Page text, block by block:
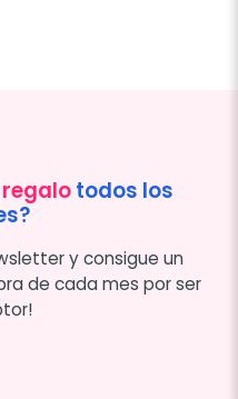
regalotodos los
y consigue un
de cada mes por ser